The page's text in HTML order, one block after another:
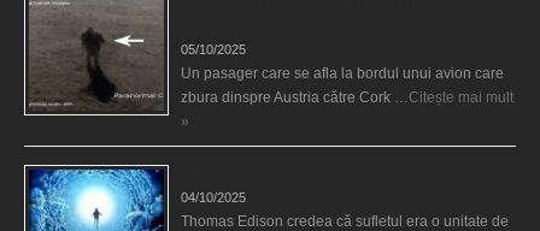
05/10/2025
Un pasager care se afla la bordul unui avion care
zbura dinspre Austria către Cork …Citește mai mult
»
04/10/2025
Thomas Edison credea că sufletul era o unitate de